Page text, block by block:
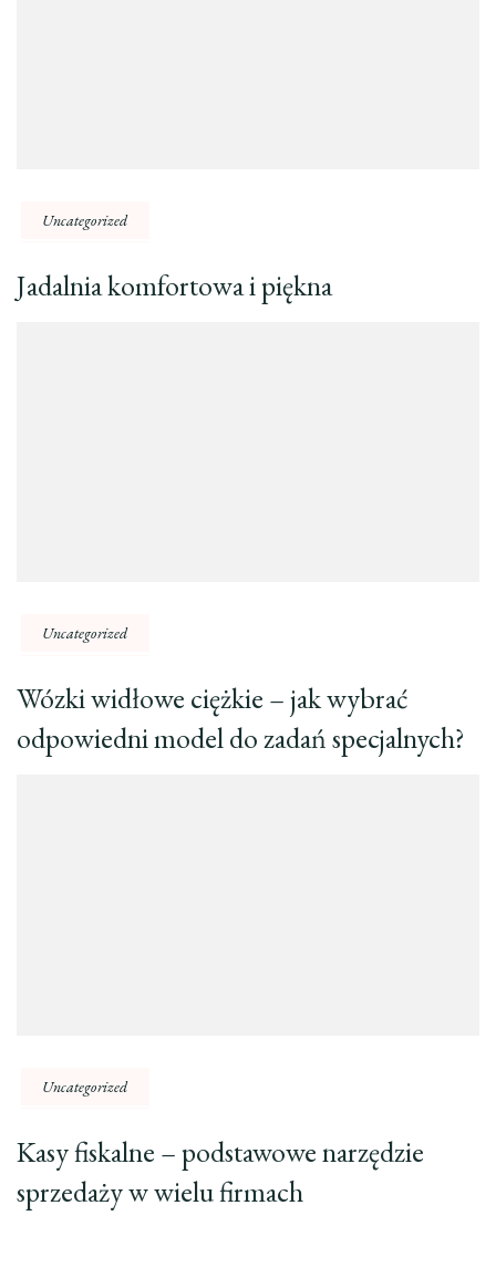
Uncategorized
Jadalnia komfortowa i piękna
Uncategorized
Wózki widłowe ciężkie – jak wybrać
odpowiedni model do zadań specjalnych?
Uncategorized
Kasy fiskalne – podstawowe narzędzie
sprzedaży w wielu firmach